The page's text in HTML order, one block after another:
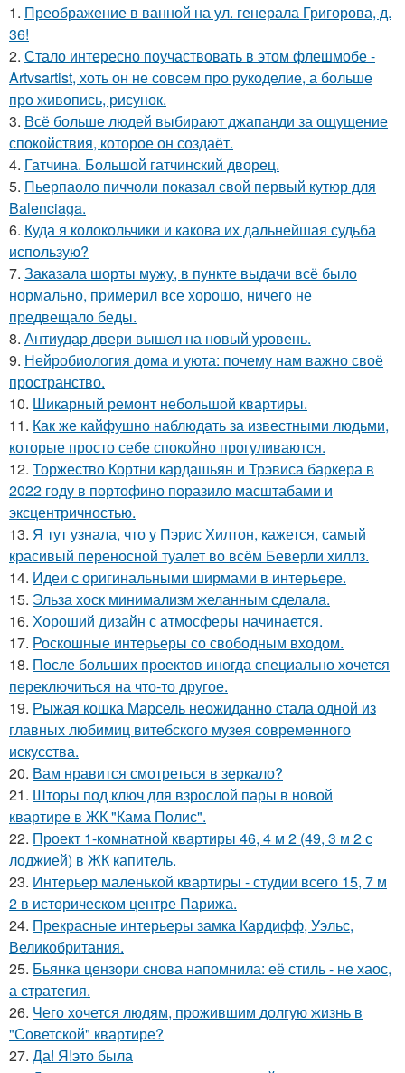
1. Преображение в ванной на ул. генерала Григорова, д.
36!
2. Стало интересно поучаствовать в этом флешмобе -
Artvsartist, хоть он не совсем про рукоделие, а больше
про живопись, рисунок.
3. Всё больше людей выбирают джапанди за ощущение
спокойствия, которое он создаёт.
4. Гатчина. Большой гатчинский дворец.
5. Пьерпаоло пиччоли показал свой первый кутюр для
Balenciaga.
6. Куда я колокольчики и какова их дальнейшая судьба
использую?
7. Заказала шорты мужу, в пункте выдачи всё было
нормально, примерил все хорошо, ничего не
предвещало беды.
8. Антиудар двери вышел на новый уровень.
9. Нейробиология дома и уюта: почему нам важно своё
пространство.
10. Шикарный ремонт небольшой квартиры.
11. Как же кайфушно наблюдать за известными людьми,
которые просто себе спокойно прогуливаются.
12. Торжество Кортни кардашьян и Трэвиса баркера в
2022 году в портофино поразило масштабами и
эксцентричностью.
13. Я тут узнала, что у Пэрис Хилтон, кажется, самый
красивый переносной туалет во всём Беверли хиллз.
14. Идеи с оригинальными ширмами в интерьере.
15. Эльза хоск минимализм желанным сделала.
16. Хороший дизайн с атмосферы начинается.
17. Роскошные интерьеры со свободным входом.
18. После больших проектов иногда специально хочется
переключиться на что-то другое.
19. Рыжая кошка Марсель неожиданно стала одной из
главных любимиц витебского музея современного
искусства.
20. Вам нравится смотреться в зеркало?
21. Шторы под ключ для взрослой пары в новой
квартире в ЖК "Кама Полис".
22. Проект 1-комнатной квартиры 46, 4 м 2 (49, 3 м 2 с
лоджией) в ЖК капитель.
23. Интерьер маленькой квартиры - студии всего 15, 7 м
2 в историческом центре Парижа.
24. Прекрасные интерьеры замка Кардифф, Уэльс,
Великобритания.
25. Бьянка цензори снова напомнила: её стиль - не хаос,
а стратегия.
26. Чего хочется людям, прожившим долгую жизнь в
"Советской" квартире?
27. Да! Я!это была